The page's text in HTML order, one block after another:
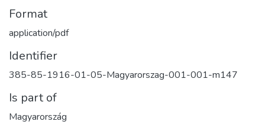
Format
application/pdf
Identifier
385-85-1916-01-05-Magyarorszag-001-001-m147
Is part of
Magyarország